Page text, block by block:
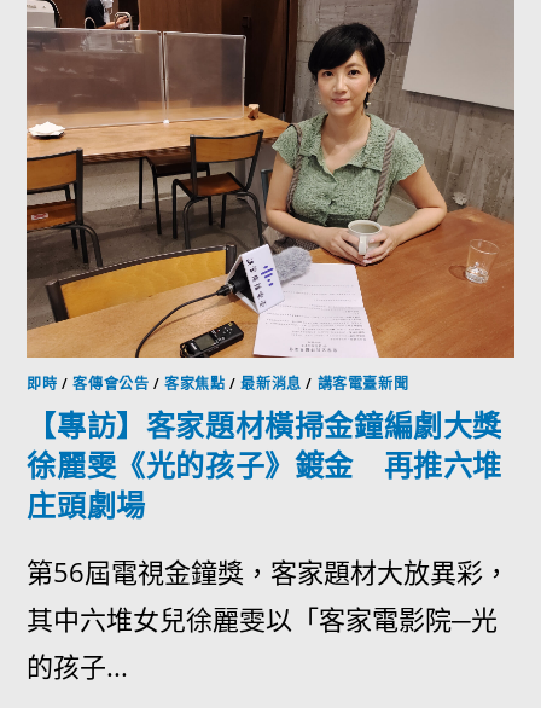
即時 /客傳會公告 /客家焦點 /最新消息 / 講客電臺新聞
【專訪】客家題材橫掃金鐘編劇大獎
徐麗雯《光的孩子》鍍金 再推六堆
庄頭劇場
第56屆電視金鐘獎，客家題材大放異彩，
其中六堆女兒徐麗雯以「客家電影院─光
的孩子...